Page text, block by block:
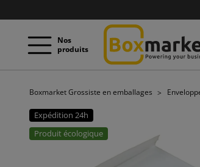
Nos
produits
Boxmarket Grossiste en emballages
Expédition 24h
Produit écologique